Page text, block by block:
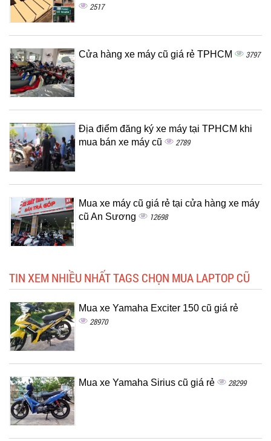
2517
Cửa hàng xe máy cũ giá rẻ TPHCM 3797
Địa điểm đăng ký xe máy tại TPHCM khi
mua bán xe máy cũ
2789
Mua xe máy cũ giá rẻ tại cửa hàng xe máy
cũ An Sương
12698
TIN XEM NHIỀU NHẤT TAGS CHỌN MUA LAPTOP CŨ
Mua xe Yamaha Exciter 150 cũ giá rẻ
28970
Mua xe Yamaha Sirius cũ giá rẻ 28299